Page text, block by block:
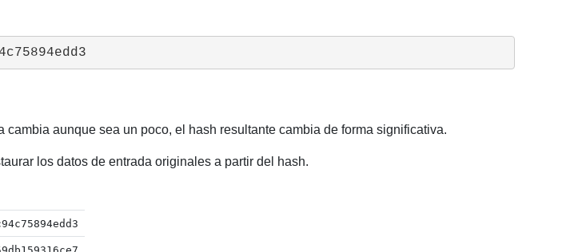
aunque sea un poco, el hash resultante cambia de forma significativa.
los datos de entrada originales a partir del hash.